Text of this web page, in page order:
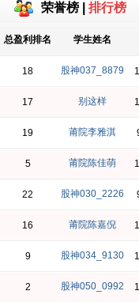
荣誉榜 排行榜
总盈利排名 学生姓名
18 股神037_8879
17 别这样
19 莆院李雅淇
5 莆院陈佳萌
22 股神030_2226
16 莆院陈嘉倪
9 股神034_9130
2 股神050_0992